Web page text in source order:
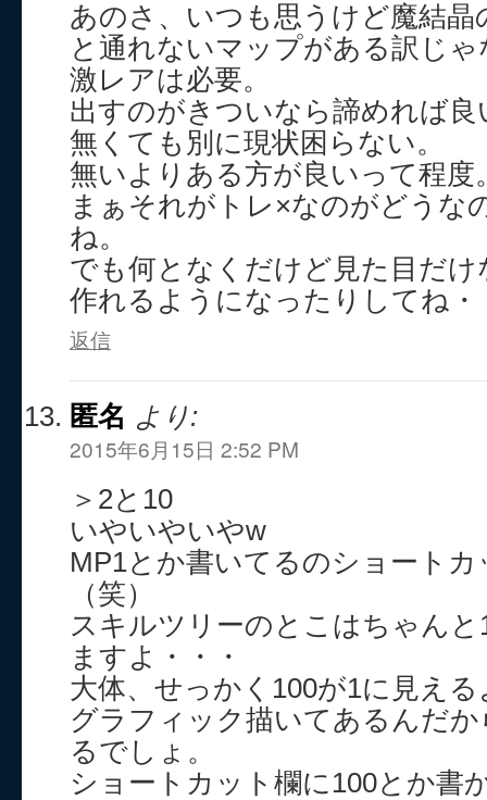
あのさ、いつも思うけど魔結
と通れないマップがある訳じ
激レアは必要。
出すのがきついなら諦めれば良
無くても別に現状困らない。
無いよりある方が良いって程度
まぁそれがトレ×なのがどうな
ね。
でも何となくだけど見た目だ
作れるようになったりしてね・
返信
匿名 より:
2015年6月15日 2:52 PM
＞2と10
いやいやいやw
MP1とか書いてるのショート
（笑）
スキルツリーのとこはちゃんと
ますよ・・・
大体、せっかく100が1に見え
グラフィック描いてあるんだ
るでしょ。
ショートカット欄に100とか書